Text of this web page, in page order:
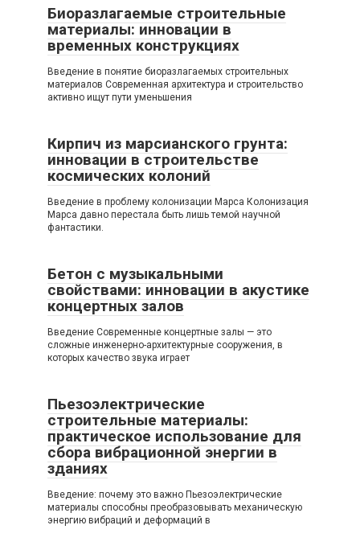
Биоразлагаемые строительные
материалы: инновации в
временных конструкциях
Введение в понятие биоразлагаемых строительных
материалов Современная архитектура и строительство
активно ищут пути уменьшения
Кирпич из марсианского грунта:
инновации в строительстве
космических колоний
Введение в проблему колонизации Марса Колонизация
Марса давно перестала быть лишь темой научной
фантастики.
Бетон с музыкальными
свойствами: инновации в акустике
концертных залов
Введение Современные концертные залы — это
сложные инженерно-архитектурные сооружения, в
которых качество звука играет
Пьезоэлектрические
строительные материалы:
практическое использование для
сбора вибрационной энергии в
зданиях
Введение: почему это важно Пьезоэлектрические
материалы способны преобразовывать механическую
энергию вибраций и деформаций в